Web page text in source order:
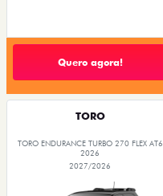
Quero agora!
TORO
TORO ENDURANCE TURBO 270 FLEX AT6
2026
2027/2026